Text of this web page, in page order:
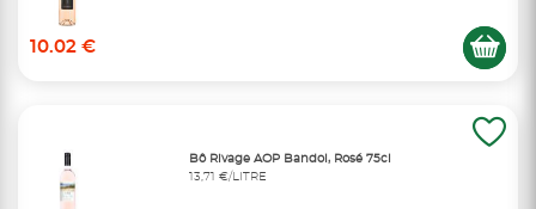
10.02 €
Bô Rivage AOP Bandol, Rosé 75cl
13,71 €/LITRE